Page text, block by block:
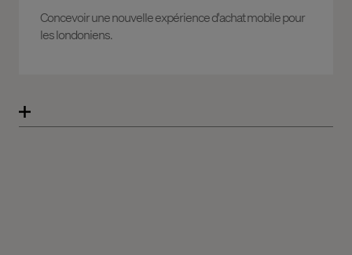
Concevoir une nouvelle expérience d'achat mobile pour
les londoniens.